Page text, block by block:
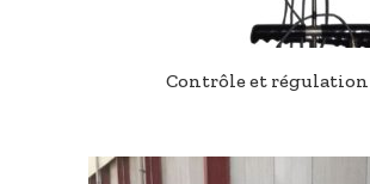
Contrôle et régulation